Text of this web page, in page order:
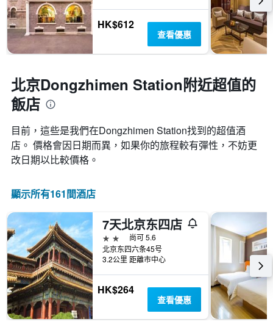
HK$612
查看優惠
北京Dongzhimen Station附近超值的
飯店
目前，這些是我們在Dongzhimen Station找到的超值酒
店。 價格會因日期而異，如果你的旅程較有彈性，不妨更
改日期以比較價格。
顯示所有161間酒店
7天北京东四店
2星級
尚可 5.6
北京东四六条45号
3.2公里 距離市中心
HK$264
查看優惠